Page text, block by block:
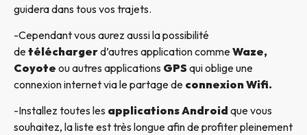
guidera dans tous vos trajets.
-Cependant vous aurez aussi la possibilité
detéléchargerd’autres application commeWaze,
Coyote ou autres applications GPSqui oblige une
connexion internet via le partage de connexion Wifi.
-Installez toutes les applications Android que vous
souhaitez, la liste est très longue afin de profiter pleinement